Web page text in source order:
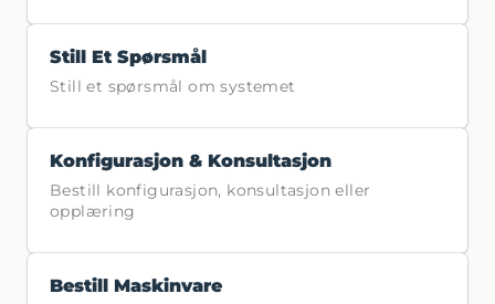
Still Et Spørsmål
Still et spørsmål om systemet
Konfigurasjon & Konsultasjon
Bestill konfigurasjon, konsultasjon eller
opplæring
Bestill Maskinvare